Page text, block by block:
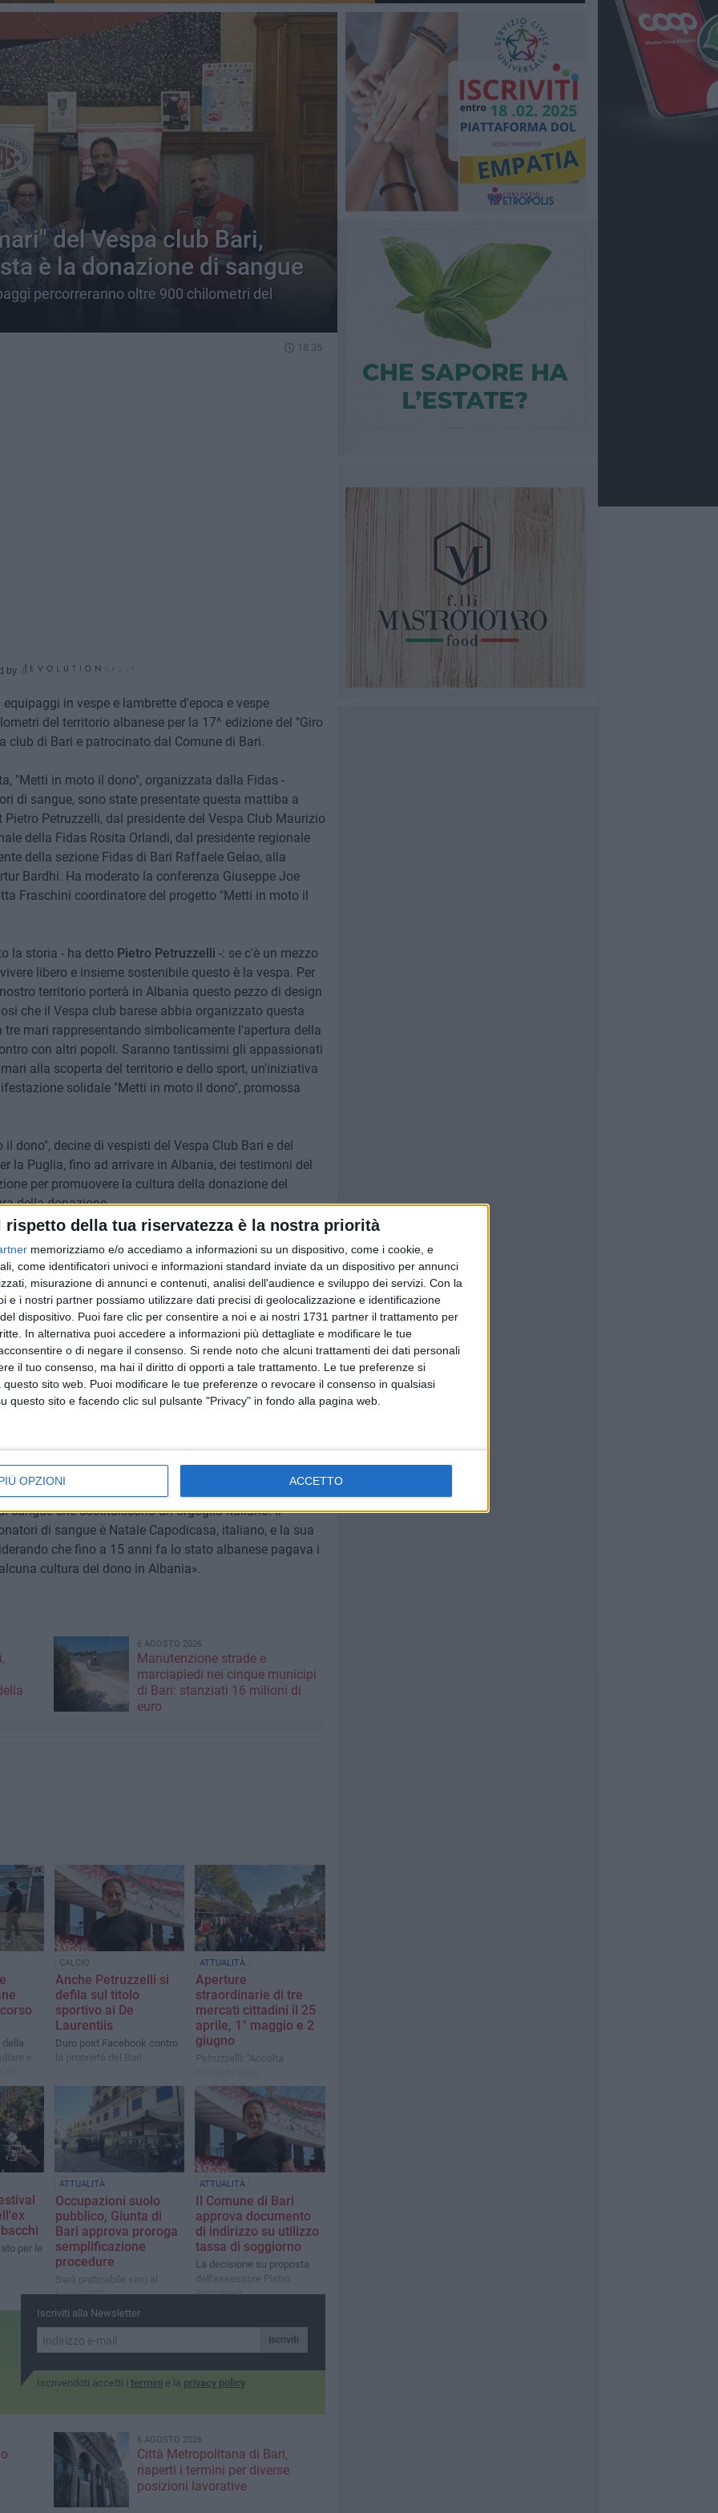
rispetto della tua riservatezza è la nostra priorità
memorizziamo e/o accediamo a informazioni su un dispositivo, come i cookie, e
come identificatori univoci e informazioni standard inviate da un dispositivo per annunci
misurazione di annunci e contenuti, analisi dell'audience e sviluppo dei servizi. Con la
e i nostri partner possiamo utilizzare dati precisi di geolocalizzazione e identificazione
dispositivo. Puoi fare clic per consentire a noi e ai nostri 1731 partner il trattamento per
In alternativa puoi accedere a informazioni più dettagliate e modificare le tue
o di negare il consenso. Si rende noto che alcuni trattamenti dei dati personali
il tuo consenso, ma hai il diritto di opporti a tale trattamento. Le tue preferenze si
sito web. Puoi modificare le tue preferenze o revocare il consenso in qualsiasi
questo sito e facendo clic sul pulsante "Privacy" in fondo alla pagina web.
OPZIONI ACCETTO
del Vespa club Bari,
è la donazione di sangue
percorreranno oltre 900 chilometri del
18.35
by
in vespe e lambrette d'epoca e vespe
del territorio albanese per la 17^ edizione del "Giro
club di Bari e patrocinato dal Comune di Bari.
"Metti in moto il dono", organizzata dalla Fidas -
di sangue, sono state presentate questa mattiba a
Petruzzelli, dal presidente del Vespa Club Maurizio
della Fidas Rosita Orlandi, dal presidente regionale
della sezione Fidas di Bari Raffaele Gelao, alla
Bardhi. Ha moderato la conferenza Giuseppe Joe
Fraschini coordinatore del progetto "Metti in moto il
la storia - ha detto Pietro Petruzzelli -: se c'è un mezzo
libero e insieme sostenibile questo è la vespa. Per
territorio porterà in Albania questo pezzo di design
che il Vespa club barese abbia organizzato questa
mari rappresentando simbolicamente l'apertura della
con altri popoli. Saranno tantissimi gli appassionati
alla scoperta del territorio e dello sport, un'iniziativa
solidale "Metti in moto il dono", promossa
dono", decine di vespisti del Vespa Club Bari e del
la Puglia, fino ad arrivare in Albania, dei testimoni del
per promuovere la cultura della donazione del
della donazione.
tessuto sociale della città - ha continuatoMaurizio De
ma anche di iniziative sociali, quest'anno in
volta che andiamo in Albania, un territorio ricco di
2018), e in questa edizione saremo ricevuti
proprio il 2 giugno, giorno della Festa della Repubblica,
itinerante promozionale "Metti in moto il
ottobre, - ha conclusoRosita Orlandi- per attirare
da evitare la carenza di sangue a cui si va
A Bari abbiamo riscontrato una grande
tanto che il capoluogo pugliese è un esempio
i vespisti e i lambrettisti, generosi donatori di
nella loro manifestazione di punta in modo da
sangue che costituiscono un orgoglio italiano. Il
di sangue è Natale Capodicasa, italiano, e la sua
che fino a 15 anni fa lo stato albanese pagava i
cultura del dono in Albania».
6 AGOSTO 2026
Manutenzione strade e
marciapiedi nei cinque municipi
di Bari: stanziati 16 milioni di
euro
e
CALCIO
Anche Petruzzelli si
defila sul titolo
sportivo ai De
Laurentiis
Duro post Facebook contro
la proprietà del Bari
ATTUALITÀ
Aperture
straordinarie di tre
mercati cittadini il 25
aprile, 1° maggio e 2
giugno
Petruzzelli: "Accolta
organizzazioni di categoria"
per le
ATTUALITÀ
Occupazioni suolo
pubblico, Giunta di
Bari approva proroga
semplificazione
procedure
Sarà praticabile sino al
luglio 2027
ATTUALITÀ
Il Comune di Bari
approva documento
di indirizzo su utilizzo
tassa di soggiorno
La decisione su proposta
dell'assessore Pietro
Petruzzelli
Iscriviti alla Newsletter
Iscriviti
Iscrivendoti accetti i termini e la privacy policy
6 AGOSTO 2026
Città Metropolitana di Bari,
riaperti i termini per diverse
posizioni lavorative